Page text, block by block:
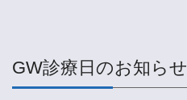
GW診療日のお知らせ